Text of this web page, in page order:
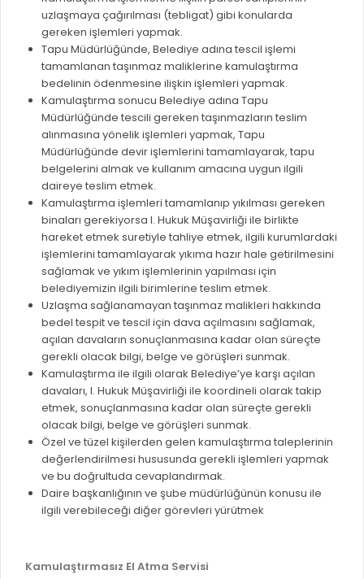
YER SEÇİM BELGESİ, MOBİL VE SAHA DOLABI BAŞVURULARI
GÜNLÜK KAZI ÇALIŞMALARI
TARIMSAL AMAÇLI METEOROLOJİ İSTASYON VERİLERİ
uzlaşmaya çağırılması (tebligat) gibi konularda
gereken işlemleri yapmak.
Tapu Müdürlüğünde, Belediye adına tescil işlemi
tamamlanan taşınmaz maliklerine kamulaştırma
bedelinin ödenmesine ilişkin işlemleri yapmak.
Kamulaştırma sonucu Belediye adına Tapu
Müdürlüğünde tescili gereken taşınmazların teslim
alınmasına yönelik işlemleri yapmak, Tapu
Müdürlüğünde devir işlemlerini tamamlayarak, tapu
belgelerini almak ve kullanım amacına uygun ilgili
daireye teslim etmek.
Kamulaştırma işlemleri tamamlanıp yıkılması gereken
binaları gerekiyorsa I. Hukuk Müşavirliği ile birlikte
hareket etmek suretiyle tahliye etmek, ilgili kurumlardaki
işlemlerini tamamlayarak yıkıma hazır hale getirilmesini
sağlamak ve yıkım işlemlerinin yapılması için
belediyemizin ilgili birimlerine teslim etmek.
Uzlaşma sağlanamayan taşınmaz malikleri hakkında
bedel tespit ve tescil için dava açılmasını sağlamak,
açılan davaların sonuçlanmasına kadar olan süreçte
gerekli olacak bilgi, belge ve görüşleri sunmak.
Kamulaştırma ile ilgili olarak Belediye’ye karşı açılan
davaları, I. Hukuk Müşavirliği ile koordineli olarak takip
etmek, sonuçlanmasına kadar olan süreçte gerekli
olacak bilgi, belge ve görüşleri sunmak.
Özel ve tüzel kişilerden gelen kamulaştırma taleplerinin
değerlendirilmesi hususunda gerekli işlemleri yapmak
ve bu doğrultuda cevaplandırmak.
Daire başkanlığının ve şube müdürlüğünün konusu ile
ilgili verebileceği diğer görevleri yürütmek
Kamulaştırmasız El Atma Servisi